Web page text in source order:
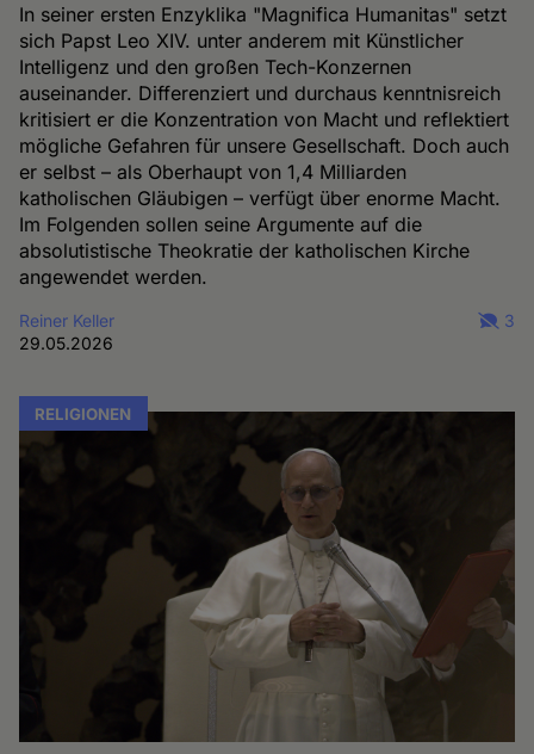
In seiner ersten Enzyklika "Magnifica Humanitas" setzt
sich Papst Leo XIV. unter anderem mit Künstlicher
Intelligenz und den großen Tech-Konzernen
auseinander. Differenziert und durchaus kenntnisreich
kritisiert er die Konzentration von Macht und reflektiert
mögliche Gefahren für unsere Gesellschaft. Doch auch
er selbst – als Oberhaupt von 1,4 Milliarden
katholischen Gläubigen – verfügt über enorme Macht.
Im Folgenden sollen seine Argumente auf die
absolutistische Theokratie der katholischen Kirche
angewendet werden.
Reiner Keller
29.05.2026
3
RELIGIONEN